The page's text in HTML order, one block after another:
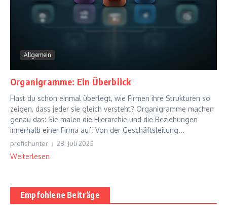
Allgemein
Organigramme: Ein Überblick
Hast du schon einmal überlegt, wie Firmen ihre Strukturen so
zeigen, dass jeder sie gleich versteht? Organigramme machen
genau das: Sie malen die Hierarchie und die Beziehungen
innerhalb einer Firma auf. Von der Geschäftsleitung...
profishunter 28. Juli 2025
Weiterlesen
Empfohlene Beiträge